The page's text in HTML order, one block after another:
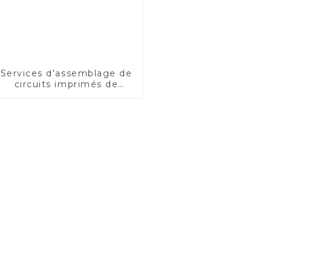
Services d'assemblage de
circuits imprimés de